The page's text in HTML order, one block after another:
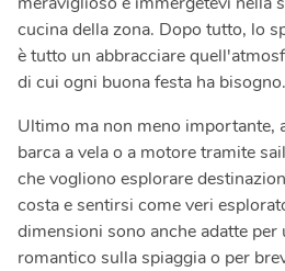
cucina della zona. Dopo tutto, lo
è tutto un abbracciare
di cui ogni buona festa ha bisogno.
Ultimo ma non meno importante,
barca a vela o a motore tramite
che vogliono esplorare
costa e sentirsi come veri
dimensioni sono anche adatte per
romantico sulla spiaggia o per